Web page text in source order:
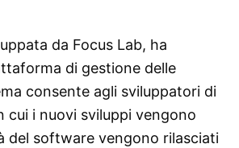
da Focus Lab, ha
di gestione delle
consente agli sviluppatori di
i nuovi sviluppi vengono
del software vengono rilasciati